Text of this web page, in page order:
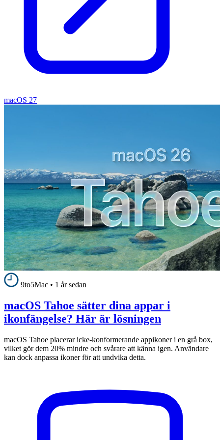
macOS 27
9to5Mac • 1 år sedan
macOS Tahoe sätter dina appar i
ikonfängelse? Här är lösningen
macOS Tahoe placerar icke-konformerande appikoner i en grå box,
vilket gör dem 20% mindre och svårare att känna igen. Användare
kan dock anpassa ikoner för att undvika detta.